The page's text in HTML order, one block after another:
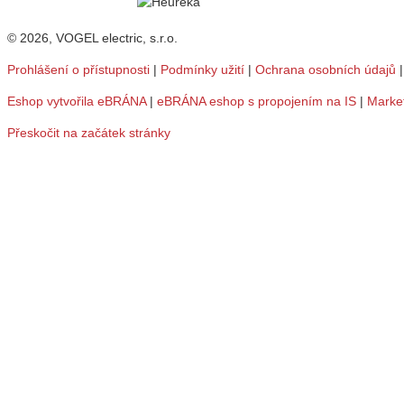
© 2026, VOGEL electric, s.r.o.
Prohlášení o přístupnosti | Podmínky užití | Ochrana osobních údajů
Eshop vytvořila eBRÁNA| eBRÁNA eshop s propojením na IS |
Přeskočit na začátek stránky